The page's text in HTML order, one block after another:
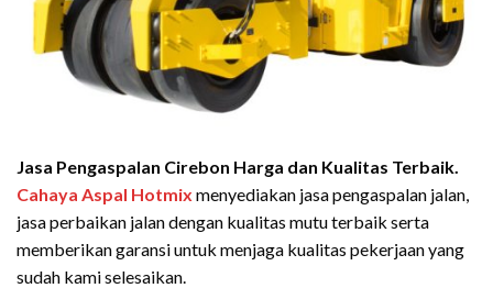
Jasa Pengaspalan Cirebon Harga dan Kualitas Terbaik.
Cahaya Aspal Hotmix menyediakan jasa pengaspalan jalan,
jasa perbaikan jalan dengan kualitas mutu terbaik serta
memberikan garansi untuk menjaga kualitas pekerjaan yang
sudah kami selesaikan.